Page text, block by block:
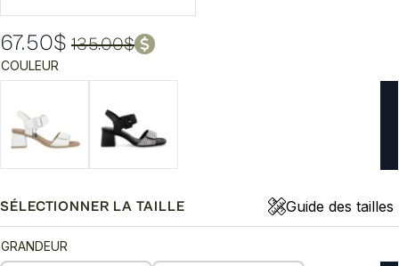
135.00$
Le
prix
initial
était :
135.00$.
67.50$
Le
prix
actuel
est :
67.50$.
COULEUR
SÉLECTIONNER LA TAILLE Guide des tailles
GRANDEUR